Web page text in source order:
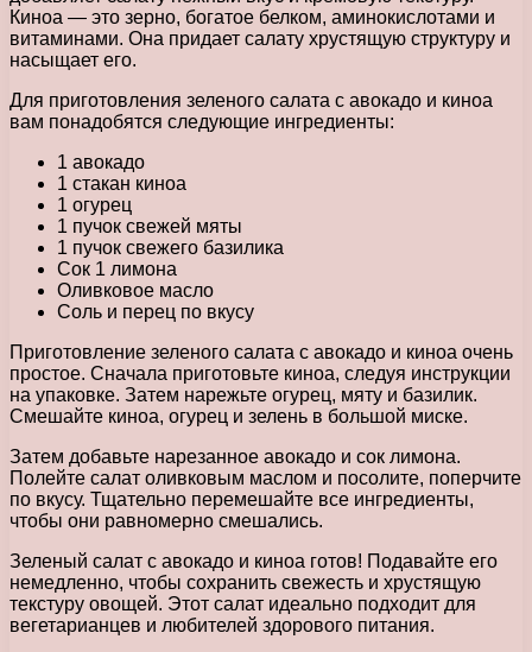
Киноа — это зерно, богатое белком, аминокислотами и
витаминами. Она придает салату хрустящую структуру и
насыщает его.
Для приготовления зеленого салата с авокадо и киноа
вам понадобятся следующие ингредиенты:
1 авокадо
1 стакан киноа
1 огурец
1 пучок свежей мяты
1 пучок свежего базилика
Сок 1 лимона
Оливковое масло
Соль и перец по вкусу
Приготовление зеленого салата с авокадо и киноа очень
простое. Сначала приготовьте киноа, следуя инструкции
на упаковке. Затем нарежьте огурец, мяту и базилик.
Смешайте киноа, огурец и зелень в большой миске.
Затем добавьте нарезанное авокадо и сок лимона.
Полейте салат оливковым маслом и посолите, поперчите
по вкусу. Тщательно перемешайте все ингредиенты,
чтобы они равномерно смешались.
Зеленый салат с авокадо и киноа готов! Подавайте его
немедленно, чтобы сохранить свежесть и хрустящую
текстуру овощей. Этот салат идеально подходит для
вегетарианцев и любителей здорового питания.